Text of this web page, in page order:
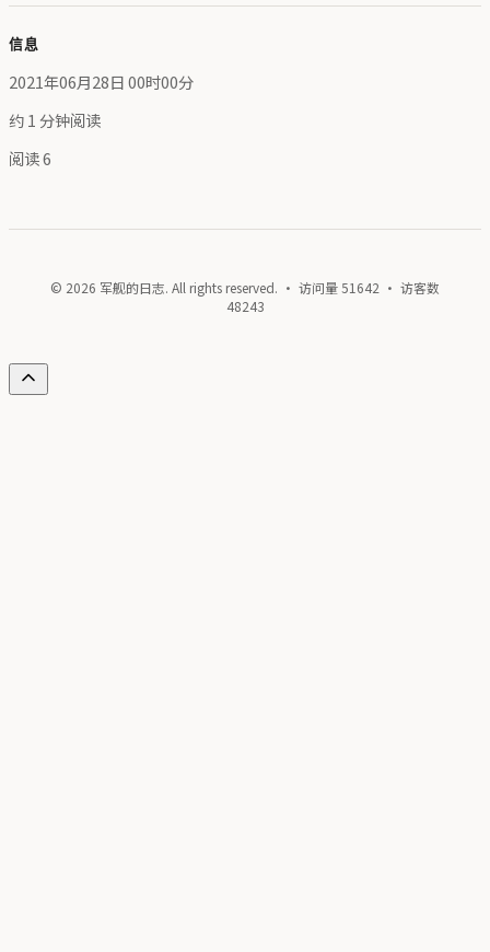
信息
2021年06月28日 00时00分
约 1 分钟阅读
阅读6
© 2026 军舰的日志. All rights reserved. · 访问量51642 · 访客数
48243